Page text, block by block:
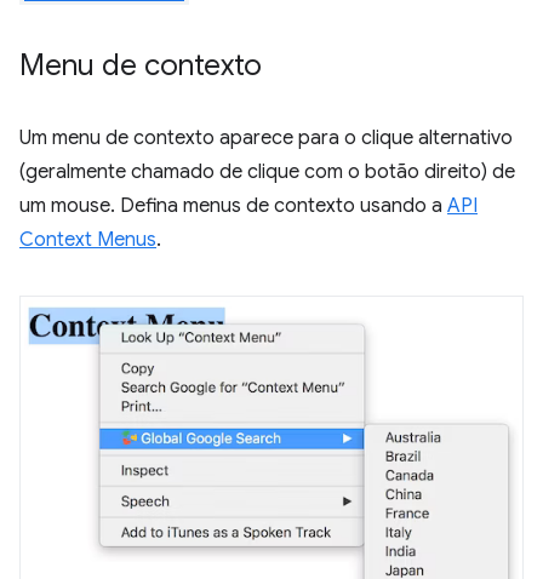
Menu de contexto
Um menu de contexto aparece para o clique alternativo
(geralmente chamado de clique com o botão direito) de
um mouse. Defina menus de contexto usando a API
Context Menus.